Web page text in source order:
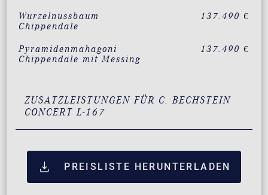
Wurzelnussbaum
Chippendale
137.490 €
Pyramidenmahagoni
Chippendale mit Messing
137.490 €
ZUSATZLEISTUNGEN FÜR C. BECHSTEIN
CONCERT L-167
PREISLISTE HERUNTERLADEN